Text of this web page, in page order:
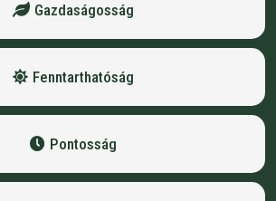
Gazdaságosság
Fenntarthatóság
Pontosság